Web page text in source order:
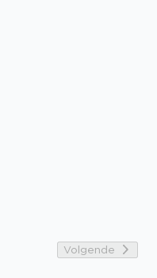
Volgende